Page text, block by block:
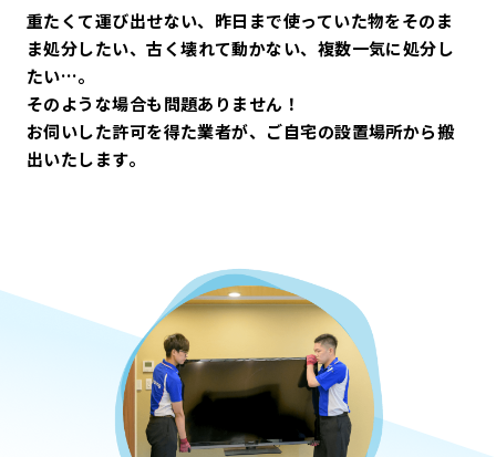
重たくて運び出せない、昨日まで使っていた物をそのま
ま処分したい、古く壊れて動かない、複数一気に処分し
たい…。
そのような場合も問題ありません！
お伺いした許可を得た業者が、ご自宅の設置場所から搬
出いたします。